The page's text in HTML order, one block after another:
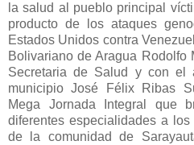
la salud al pueblo principal
producto de los ataques
Estados Unidos contra
Bolivariano de Aragua Rodolfo
Secretaria de Salud y con el
municipio José Félix Ribas
Mega Jornada Integral que
diferentes especialidades a
de la comunidad de